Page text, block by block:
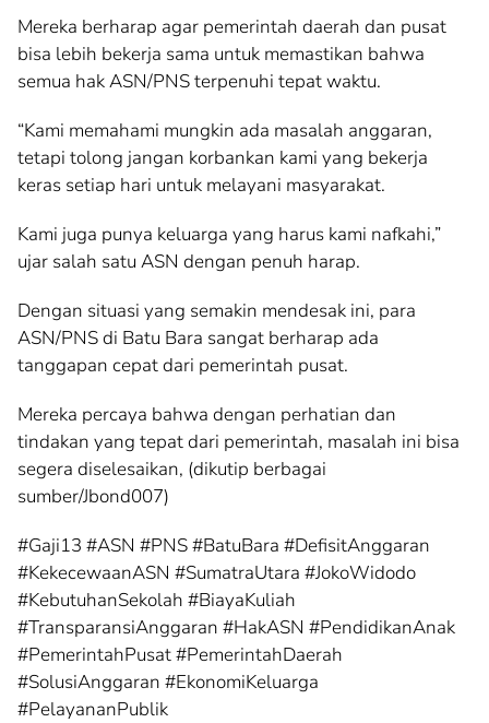
Mereka berharap agar pemerintah daerah dan pusat
bisa lebih bekerja sama untuk memastikan bahwa
semua hak ASN/PNS terpenuhi tepat waktu.
“Kami memahami mungkin ada masalah anggaran,
tetapi tolong jangan korbankan kami yang bekerja
keras setiap hari untuk melayani masyarakat.
Kami juga punya keluarga yang harus kami nafkahi,”
ujar salah satu ASN dengan penuh harap.
Dengan situasi yang semakin mendesak ini, para
ASN/PNS di Batu Bara sangat berharap ada
tanggapan cepat dari pemerintah pusat.
Mereka percaya bahwa dengan perhatian dan
tindakan yang tepat dari pemerintah, masalah ini bisa
segera diselesaikan, (dikutip berbagai
sumber/Jbond007)
#Gaji13 #ASN #PNS #BatuBara #DefisitAnggaran
#KekecewaanASN #SumatraUtara #JokoWidodo
#KebutuhanSekolah #BiayaKuliah
#TransparansiAnggaran #HakASN #PendidikanAnak
#PemerintahPusat #PemerintahDaerah
#SolusiAnggaran #EkonomiKeluarga
#PelayananPublik